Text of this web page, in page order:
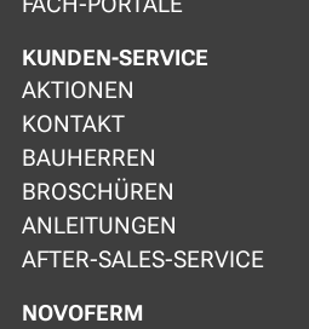
KUNDEN-SERVICE
AKTIONEN
KONTAKT
BAUHERREN
BROSCHÜREN
ANLEITUNGEN
AFTER-SALES-SERVICE
NOVOFERM